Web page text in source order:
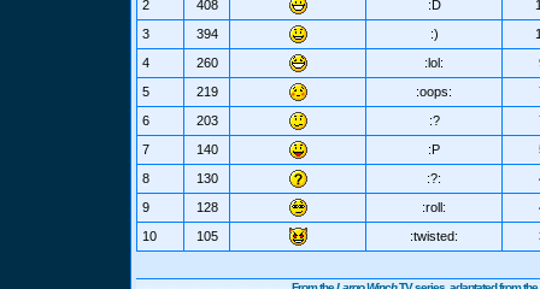
2
408 :D
3
394 :)
4
260 :lol:
5
219 :oops:
6
203 :?
7
140 :P
8
130 :?:
9
128 :roll:
10
105 :twisted: